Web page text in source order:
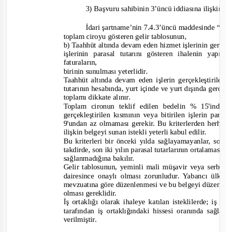
3) Başvuru sahibinin 3’üncü iddiasına
İdari şartname’nin 7.4.3’üncü maddesinde
toplam ciroyu gösteren gelir tablosunun,
b) Taahhüt altında devam eden hizmet işlerinin
işlerinin parasal tutarını gösteren ihalenin
faturaların,
birinin sunulması yeterlidir.
Taahhüt altında devam eden işlerin
tutarının hesabında, yurt içinde ve yurt dışında
toplamı dikkate alınır.
Toplam cironun teklif edilen bedelin %
gerçekleştirilen kısmının veya bitirilen işlerin
9'undan az olmaması gerekir. Bu kriterlerden
ilişkin belgeyi sunan istekli yeterli kabul edilir.
Bu kriterleri bir önceki yılda sağlayamayanlar,
takdirde, son iki yılın parasal tutarlarının
sağlanmadığına bakılır.
Gelir tablosunun, yeminli mali müşavir veya
dairesince onaylı olması zorunludur. Yabancı
mevzuatına göre düzenlenmesi ve bu belgeyi
olması gereklidir.
İş ortaklığı olarak ihaleye katılan isteklilerde; iş
tarafından iş ortaklığındaki hissesi oranında
verilmiştir.